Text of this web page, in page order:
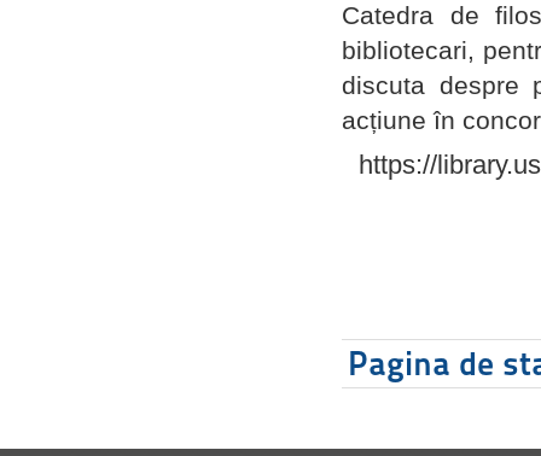
Catedra de
bibliotecari,
discuta despre
acțiune în
https://
Pagina de